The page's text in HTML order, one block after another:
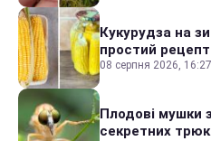
Кукурудза на
простий рецепт
08 серпня 2026, 16:27
Плодові мушки
секретних